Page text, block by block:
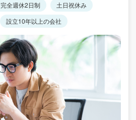
完全週休2日制
土日祝休み
設立10年以上の会社